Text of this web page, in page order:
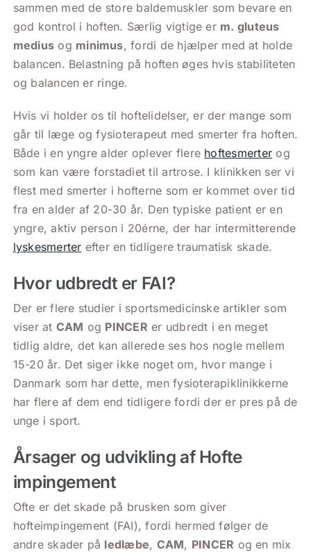
sammen med de store baldemuskler som bevare en
god kontrol i hoften. Særlig vigtige er m. gluteus
medius og minimus, fordi de hjælper med at holde
balancen. Belastning på hoften øges hvis stabiliteten
og balancen er ringe.
Hvis vi holder os til hoftelidelser, er der mange som
går til læge og fysioterapeut med smerter fra hoften.
Både i en yngre alder oplever flere hoftesmerter og
som kan være forstadiet til artrose. I klinikken ser vi
flest med smerter i hofterne som er kommet over tid
fra en alder af 20-30 år. Den typiske patient er en
yngre, aktiv person i 20érne, der har intermitterende
lyskesmerter efter en tidligere traumatisk skade.
Hvor udbredt er FAI?
Der er flere studier i sportsmedicinske artikler som
viser at CAM og PINCER er udbredt i en meget
tidlig aldre, det kan allerede ses hos nogle mellem
15-20 år. Det siger ikke noget om, hvor mange i
Danmark som har dette, men fysioterapiklinikkerne
har flere af dem end tidligere fordi der er pres på de
unge i sport.
Årsager og udvikling af Hofte
impingement
Ofte er det skade på brusken som giver
hofteimpingement (FAI), fordi hermed følger de
andre skader på ledlæbe, CAM, PINCER og en mix